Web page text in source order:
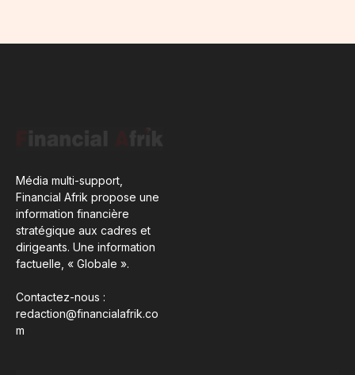
Média multi-support,
Financial Afrik propose une
information financière
stratégique aux cadres et
dirigeants. Une information
factuelle, « Globale ».
Contactez-nous :
redaction@financialafrik.co
m